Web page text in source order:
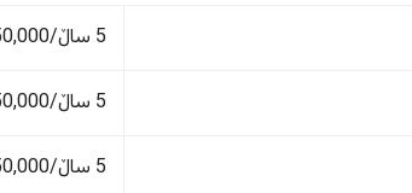
5 ساڵ/150,000 کم
5 ساڵ/150,000 کم
5 ساڵ/150,000 کم